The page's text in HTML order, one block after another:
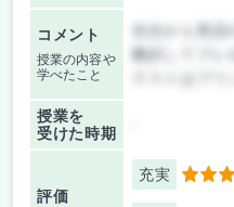
コメント
授業の内容や
学べたこと
翻訳してプレ
授業を
受けた時期
評価
充実 5